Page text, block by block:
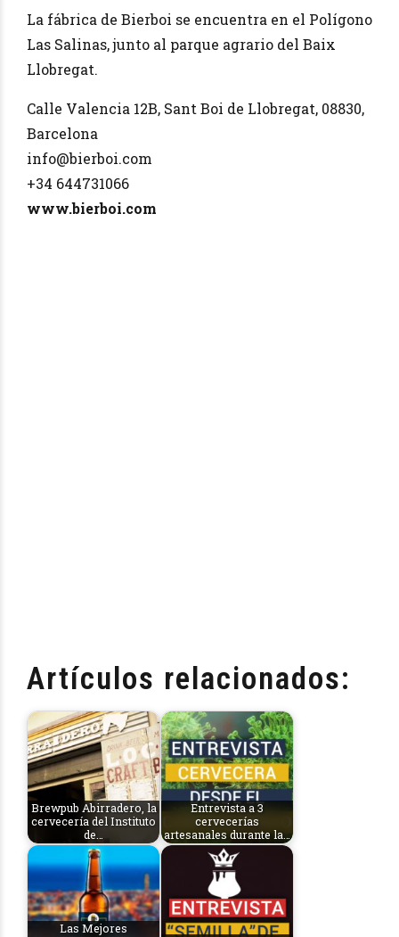
La fábrica de Bierboi se encuentra en el Polígono
Las Salinas, junto al parque agrario del Baix
Llobregat.
Calle Valencia 12B, Sant Boi de Llobregat, 08830,
Barcelona
info@bierboi.com
+34 644731066
www.bierboi.com
Artículos relacionados:
Brewpub Abirradero, la
cervecería del Instituto
de…
Entrevista a 3
cervecerías
artesanales durante la…
Las Mejores